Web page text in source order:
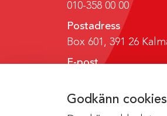
Godkänn cookies
010-358 00 00
Postadress
Box 601, 391 26
E-post